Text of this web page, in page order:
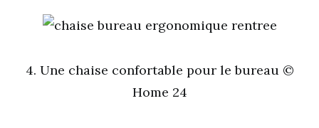
4. Une chaise confortable pour le bureau ©
Home 24